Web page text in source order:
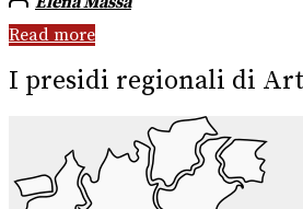
Read more
I presidi regionali di